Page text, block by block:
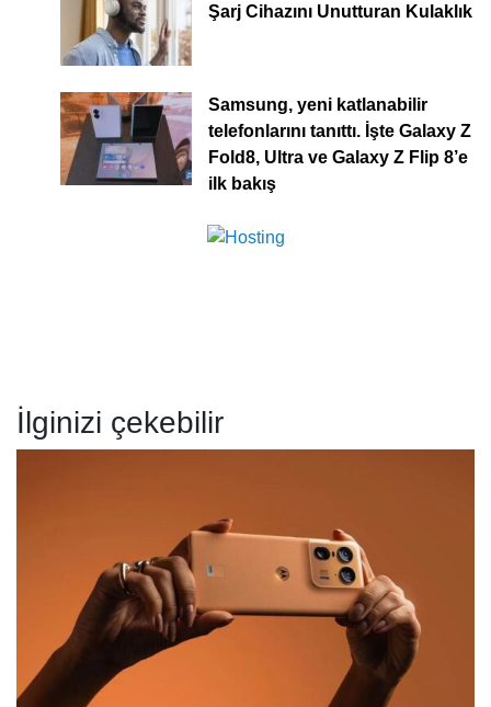
Şarj Cihazını Unutturan Kulaklık
Samsung, yeni katlanabilir
telefonlarını tanıttı. İşte Galaxy Z
Fold8, Ultra ve Galaxy Z Flip 8’e
ilk bakış
İlginizi çekebilir